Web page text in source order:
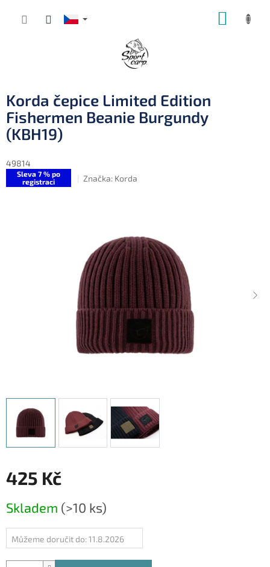
Korda čepice Limited Edition
Fishermen Beanie Burgundy
(KBH19)
49814
Sleva 7 % po
registraci
Značka: Korda
425 Kč
cena:
Skladem (>10 ks)
Můžeme doručit do: 11.8.2026